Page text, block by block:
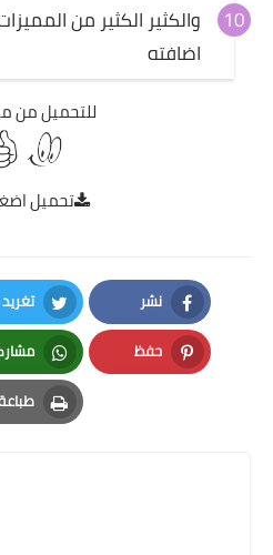
والكثير الكثير من
اضافته
للتحميل من
تحميل
نشر
Facebook
تغريد
Twitter
حفظ
Pinterest
Print